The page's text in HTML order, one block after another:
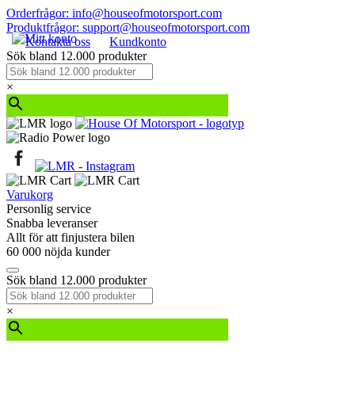
Orderfrågor: info@houseofmotorsport.com
Produktfrågor: support@houseofmotorsport.com
Kontakta oss
Kundkonto
Sök bland 12.000 produkter
×
Varukorg
Personlig service
Snabba leveranser
Allt för att finjustera bilen
60 000 nöjda kunder
Sök bland 12.000 produkter
×